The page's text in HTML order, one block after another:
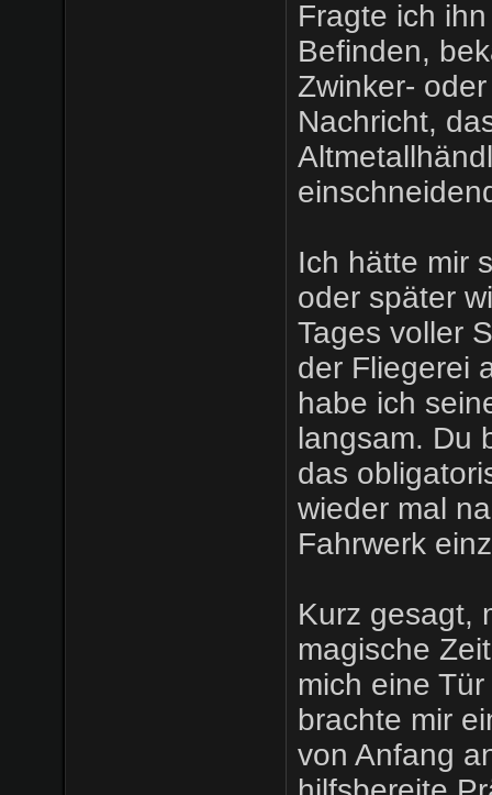
Fragte ich
Befinden,
Zwinker-
Nachricht,
Ich hätte mir
oder später
Tages voller
der Fliegerei
habe ich
langsam. Du
das
wieder mal
Fahrwerk
Kurz gesagt,
magische
mich eine
brachte mir
von Anfang